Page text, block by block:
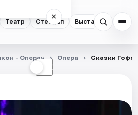
Театр Стендап Выставки
×
☾
- Опера» Опера Сказки